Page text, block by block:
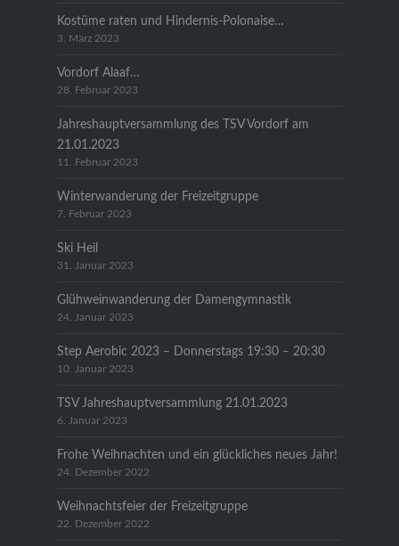
Kostüme raten und Hindernis-Polonaise…
3. März 2023
Vordorf Alaaf…
28. Februar 2023
Jahreshauptversammlung des TSV Vordorf am
21.01.2023
11. Februar 2023
Winterwanderung der Freizeitgruppe
7. Februar 2023
Ski Heil
31. Januar 2023
Glühweinwanderung der Damengymnastik
24. Januar 2023
Step Aerobic 2023 – Donnerstags 19:30 – 20:30
10. Januar 2023
TSV Jahreshauptversammlung 21.01.2023
6. Januar 2023
Frohe Weihnachten und ein glückliches neues Jahr!
24. Dezember 2022
Weihnachtsfeier der Freizeitgruppe
22. Dezember 2022